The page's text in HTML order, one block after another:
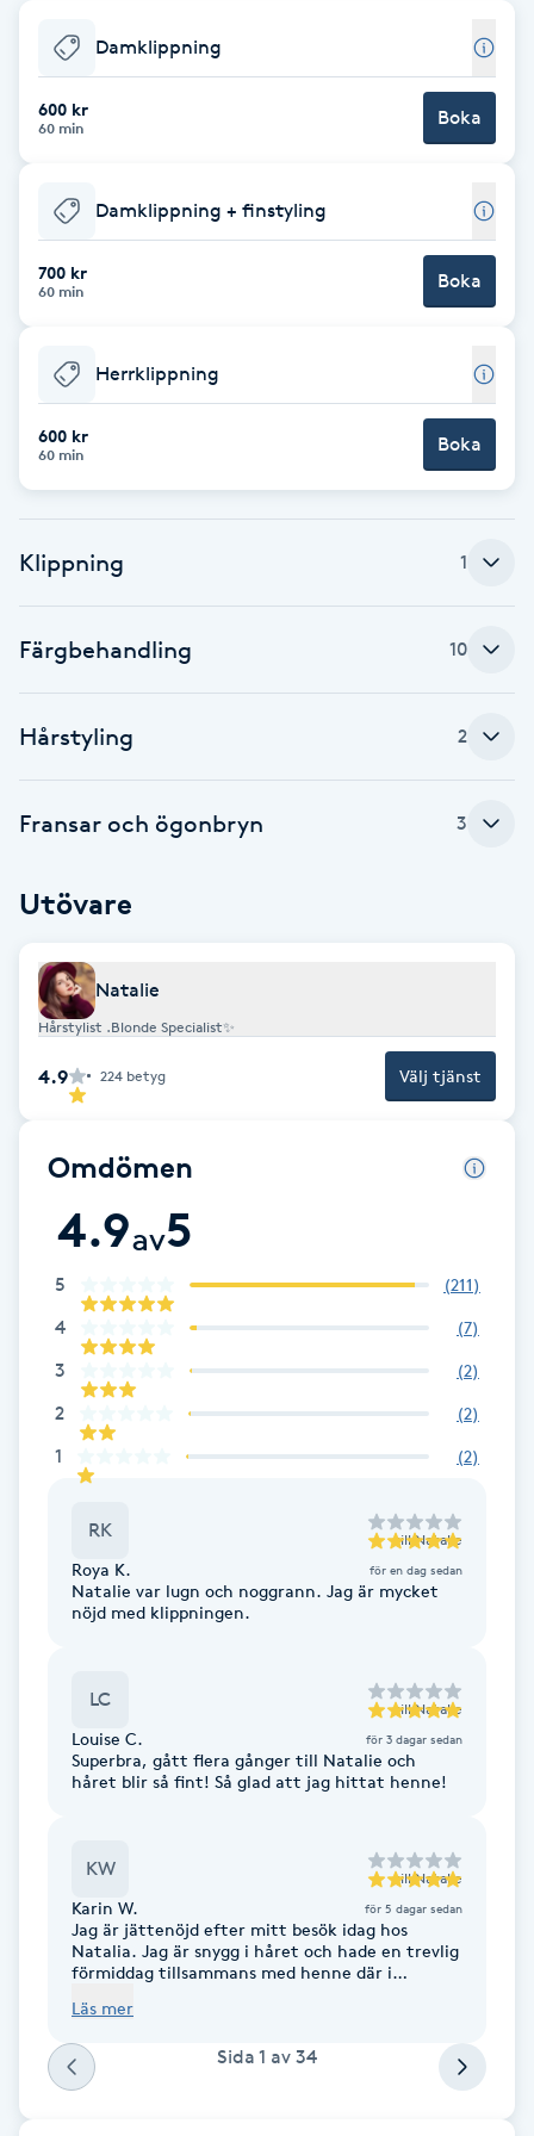
Babylights
Balayage
Barber
BIAB
Blowout
Brynformning
Brynfärgning
Bröllopsuppsättning
C
Color correction
Cryoterapi
D
Damklippning
Dermapen
Diamantslipning
Enzympeeling
Extensions
Extensions borttagning
Eyeliner-tatuering
Face framing
Faceliftmassage
Fibromassage
Fotmassage
Damklippning
600 kr
60 min Boka
Damklippning + finstyling
700 kr
60 min Boka
Herrklippning
600 kr
60 min Boka
Klippning 1
Färgbehandling 10
Hårstyling 2
Fransar och ögonbryn 3
Utövare
Natalie
Hårstylist .Blonde Specialist✨
4.9 224 betyg Välj tjänst
Omdömen
4.9av5
5 (211)
4 (7)
3 (2)
2 (2)
1 (2)
RK till Natalie
Roya K. för en dag sedan
Natalie var lugn och noggrann. Jag är mycket
nöjd med klippningen.
LC till Natalie
Louise C. för 3 dagar sedan
Superbra, gått flera gånger till Natalie och
håret blir så fint! Så glad att jag hittat henne!
KW till Natalie
Karin W. för 5 dagar sedan
Jag är jättenöjd efter mitt besök idag hos
Natalia. Jag är snygg i håret och hade en trevlig
förmiddag tillsammans med henne där i
besöka henne för att få håret fixat!
Läs mer
Sida 1 av 34